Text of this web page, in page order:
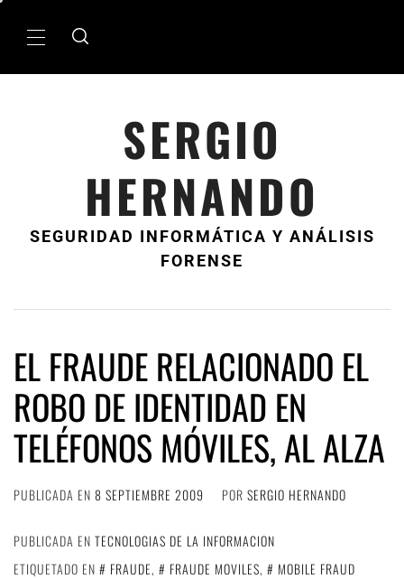
MenÃº
SERGIO
HERNANDO
SEGURIDAD INFORMÁTICA Y ANÁLISIS
FORENSE
EL FRAUDE RELACIONADO EL
ROBO DE IDENTIDAD EN
TELÉFONOS MÓVILES, AL ALZA
PUBLICADA EN 8 SEPTIEMBRE 2009 POR SERGIO HERNANDO
PUBLICADA EN TECNOLOGIAS DE LA INFORMACION
ETIQUETADO EN
FRAUDE, FRAUDE MOVILES, MOBILE FRAUD